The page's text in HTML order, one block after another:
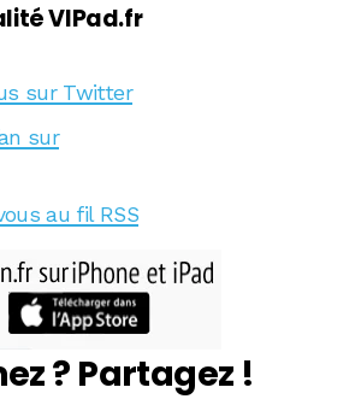
VIPad.fr
sur Twitter
sur
au fil RSS
? Partagez !